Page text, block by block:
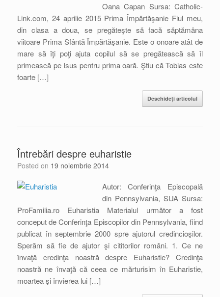
Oana Capan Sursa: Catholic-
Link.com, 24 aprilie 2015 Prima Împărtăşanie Fiul meu,
din clasa a doua, se pregăteşte să facă săptămâna
viitoare Prima Sfântă Împărtăşanie. Este o onoare atât de
mare să îţi poţi ajuta copilul să se pregătească să îl
primească pe Isus pentru prima oară. Ştiu că Tobias este
foarte […]
Deschideți articolul
Întrebări despre euharistie
Posted on 19 noiembrie 2014
Autor: Conferinţa Episcopală
din Pennsylvania, SUA Sursa:
ProFamilia.ro Euharistia Materialul următor a fost
conceput de Conferinţa Episcopilor din Pennsylvania, fiind
publicat în septembrie 2000 spre ajutorul credincioşilor.
Sperăm să fie de ajutor şi cititorilor români. 1. Ce ne
învaţă credinţa noastră despre Euharistie? Credinţa
noastră ne învaţă că ceea ce mărturisim în Euharistie,
moartea şi învierea lui […]